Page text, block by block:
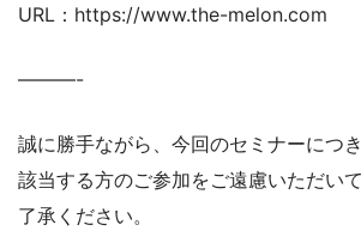
URL：https://www.the-melon.com
———-
誠に勝手ながら、今回のセミナーにつ
該当する方のご参加をご遠慮いただい
了承ください。